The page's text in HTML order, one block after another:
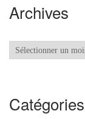
Archives
Archives
Catégories